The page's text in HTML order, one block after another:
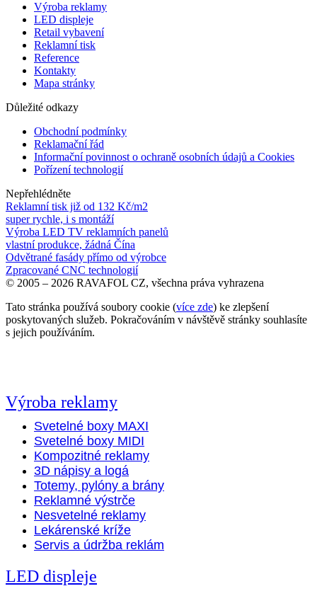
Výroba reklamy
LED displeje
Retail vybavení
Reklamní tisk
Reference
Kontakty
Mapa stránky
Důležité odkazy
Obchodní podmínky
Reklamační řád
Informační povinnost o ochraně osobních údajů a Cookies
Pořízení technologií
Nepřehlédněte
Reklamní tisk již od 132 Kč/m2
super rychle, i s montáží
Výroba LED TV reklamních panelů
vlastní produkce, žádná Čína
Odvětrané fasády přímo od výrobce
Zpracované CNC technologií
© 2005 – 2026 RAVAFOL CZ, všechna práva vyhrazena
Tato stránka používá soubory cookie (více zde) ke zlepšení
poskytovaných služeb. Pokračováním v návštěvě stránky souhlasíte
s jejich používáním.
Výroba reklamy
Svetelné boxy MAXI
Svetelné boxy MIDI
Kompozitné reklamy
3D nápisy a logá
Totemy, pylóny a brány
Reklamné výstrče
Nesvetelné reklamy
Lekárenské kríže
Servis a údržba reklám
LED displeje